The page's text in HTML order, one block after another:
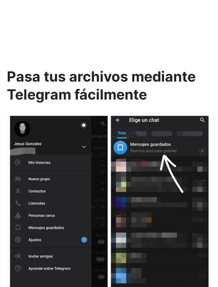
Pasa tus archivos mediante
Telegram fácilmente